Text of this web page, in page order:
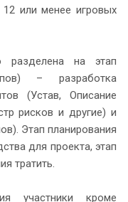
12 или менее игровых
разделена на этап
– разработка
(Устав, Описание
рисков и другие) и
Этап планирования
для проекта, этап
тратить.
участники кроме